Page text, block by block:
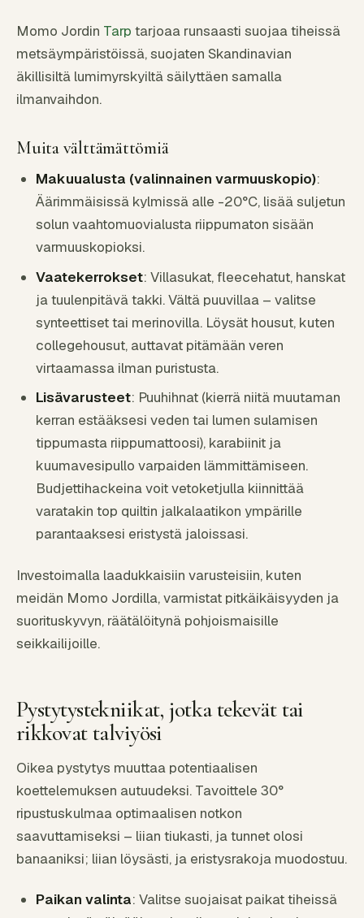
Momo Jordin Tarp tarjoaa runsaasti suojaa tiheissä
metsäympäristöissä, suojaten Skandinavian
äkillisiltä lumimyrskyiltä säilyttäen samalla
ilmanvaihdon.
Muita välttämättömiä
Makuualusta (valinnainen varmuuskopio):
Äärimmäisissä kylmissä alle -20°C, lisää suljetun
solun vaahtomuovialusta riippumaton sisään
varmuuskopioksi.
Vaatekerrokset: Villasukat, fleecehatut, hanskat
ja tuulenpitävä takki. Vältä puuvillaa – valitse
synteettiset tai merinovilla. Löysät housut, kuten
collegehousut, auttavat pitämään veren
virtaamassa ilman puristusta.
Lisävarusteet: Puuhihnat (kierrä niitä muutaman
kerran estääksesi veden tai lumen sulamisen
tippumasta riippumattoosi), karabiinit ja
kuumavesipullo varpaiden lämmittämiseen.
Budjettihackeina voit vetoketjulla kiinnittää
varatakin top quiltin jalkalaatikon ympärille
parantaaksesi eristystä jaloissasi.
Investoimalla laadukkaisiin varusteisiin, kuten
meidän Momo Jordilla, varmistat pitkäikäisyyden ja
suorituskyvyn, räätälöitynä pohjoismaisille
seikkailijoille.
Pystytystekniikat, jotka tekevät tai
rikkovat talviyösi
Oikea pystytys muuttaa potentiaalisen
koettelemuksen autuudeksi. Tavoittele 30°
ripustuskulmaa optimaalisen notkon
saavuttamiseksi – liian tiukasti, ja tunnet olosi
banaaniksi; liian löysästi, ja eristysrakoja muodostuu.
Paikan valinta: Valitse suojaisat paikat tiheissä